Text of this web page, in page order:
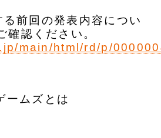
前回の発表内容につい
確認ください。
main/html/rd/p/
ームズとは